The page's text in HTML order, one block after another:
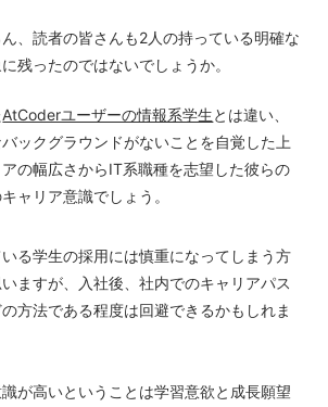
、読者の皆さんも2人の持っている明確な
残ったのではないでしょうか。
AtCoderユーザーの情報系学生とは違い、
ックグラウンドがないことを自覚した上
の幅広さからIT系職種を志望した彼らの
ャリア意識でしょう。
る学生の採用には慎重になってしまう方
ますが、入社後、社内でのキャリアパス
方法である程度は回避できるかもしれま
が高いということは学習意欲と成長願望